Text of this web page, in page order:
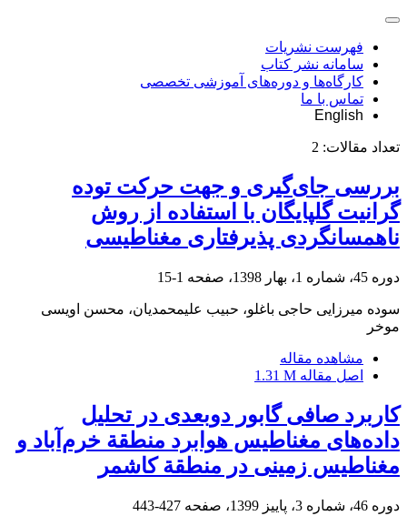
فهرست نشریات
سامانه نشر کتاب
کارگاه‌ها و دوره‌های آموزشی تخصصی
تماس با ما
English
تعداد مقالات: 2
بررسی جای‌گیری و جهت حرکت توده
گرانیت گلپایگان با استفاده از روش
ناهمسانگردی پذیرفتاری مغناطیسی
دوره 45، شماره 1، بهار 1398، صفحه 1-15
سوده میرزایی حاجی باغلو، حبیب علیمحمدیان، محسن اویسی
موخر
مشاهده مقاله
اصل مقاله 1.31 M
کاربرد صافی گابور دوبعدی در تحلیل
داده‌های مغناطیس هوابرد منطقة خرم‌آباد و
مغناطیس زمینی در منطقة کاشمر
دوره 46، شماره 3، پاییز 1399، صفحه 427-443